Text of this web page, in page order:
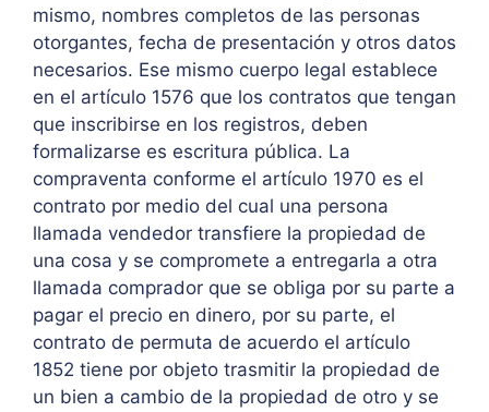
mismo, nombres completos de las personas
otorgantes, fecha de presentación y otros datos
necesarios. Ese mismo cuerpo legal establece
en el artículo 1576 que los contratos que tengan
que inscribirse en los registros, deben
formalizarse es escritura pública. La
compraventa conforme el artículo 1970 es el
contrato por medio del cual una persona
llamada vendedor transfiere la propiedad de
una cosa y se compromete a entregarla a otra
llamada comprador que se obliga por su parte a
pagar el precio en dinero, por su parte, el
contrato de permuta de acuerdo el artículo
1852 tiene por objeto trasmitir la propiedad de
un bien a cambio de la propiedad de otro y se